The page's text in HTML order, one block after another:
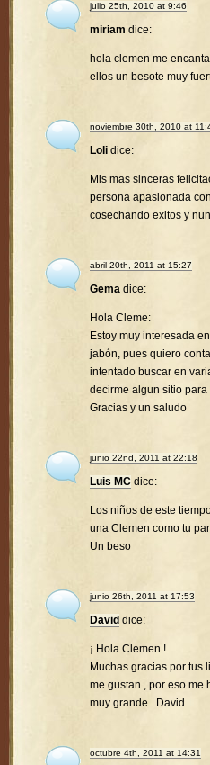
julio 25th, 2010 at 9:46
miriam dice:
hola clemen me
ellos un besote muy
noviembre 30th, 2010 at
Loli dice:
Mis mas sinceras
persona apasionada
cosechando exitos y
abril 20th, 2011 at 15:27
Gema dice:
Hola Cleme:
Estoy muy interesada
jabón, pues quiero
intentado buscar en
decirme algun sitio
Gracias y un saludo
junio 22nd, 2011 at 22:18
Luis MC dice:
Los niños de este
una Clemen como tu
Un beso
junio 26th, 2011 at 17:53
David dice:
¡ Hola Clemen !
Muchas gracias por tus
me gustan , por eso me
muy grande . David.
octubre 4th, 2011 at 14:31